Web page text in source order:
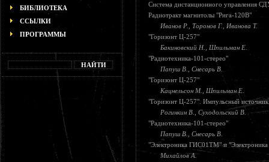
БИБЛИОТЕКА
ССЫЛКИ
ПРОГРАММЫ
Система дистанционного управления
Радиотракт магнитолы "Рига-120В"
Иванов Р., Торонов Г., Иванова Т.
"Горизонт Ц-257"
Бакиновский Н., Шпильман Е.
"Радиотехника-101-стерео"
Папуш В., Снесарь В.
"Горизонт Ц-257"
Кацнельсон М., Шпильман Е.
"Горизонт Ц-257". Импульсный источник
Рогинкин В., Суходольский В.
"Радиотехника-101-стерео"
Папуш В., Снесарь В.
"Электроника ГИС01ТМ" и
Михайлов А.